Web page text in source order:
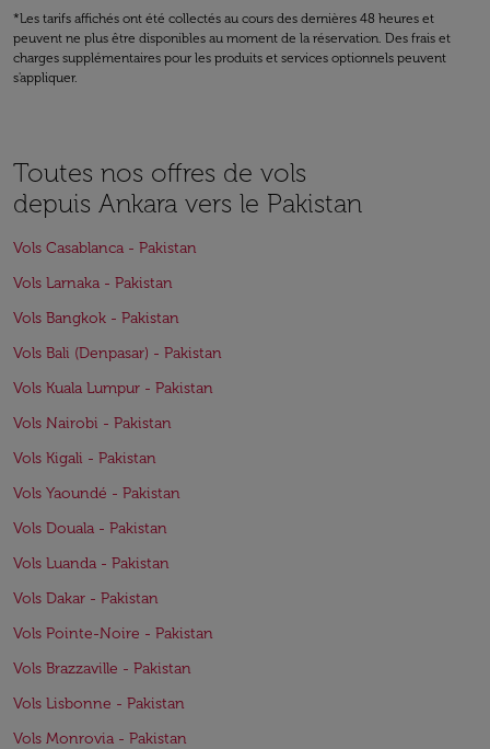
*Les tarifs affichés ont été collectés au cours des dernières 48 heures et
peuvent ne plus être disponibles au moment de la réservation. Des frais et
charges supplémentaires pour les produits et services optionnels peuvent
s'appliquer.
Toutes nos offres de vols
depuis Ankara vers le Pakistan
Vols Casablanca - Pakistan
Vols Larnaka - Pakistan
Vols Bangkok - Pakistan
Vols Bali (Denpasar) - Pakistan
Vols Kuala Lumpur - Pakistan
Vols Nairobi - Pakistan
Vols Kigali - Pakistan
Vols Yaoundé - Pakistan
Vols Douala - Pakistan
Vols Luanda - Pakistan
Vols Dakar - Pakistan
Vols Pointe-Noire - Pakistan
Vols Brazzaville - Pakistan
Vols Lisbonne - Pakistan
Vols Monrovia - Pakistan